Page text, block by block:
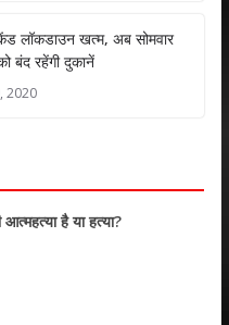
लॉकडाउन खत्म, अब सोमवार
बंद रहेंगी दुकानें
2020
है या हत्या?